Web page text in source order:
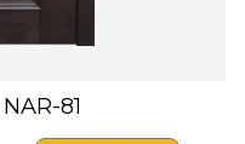
NAR-81